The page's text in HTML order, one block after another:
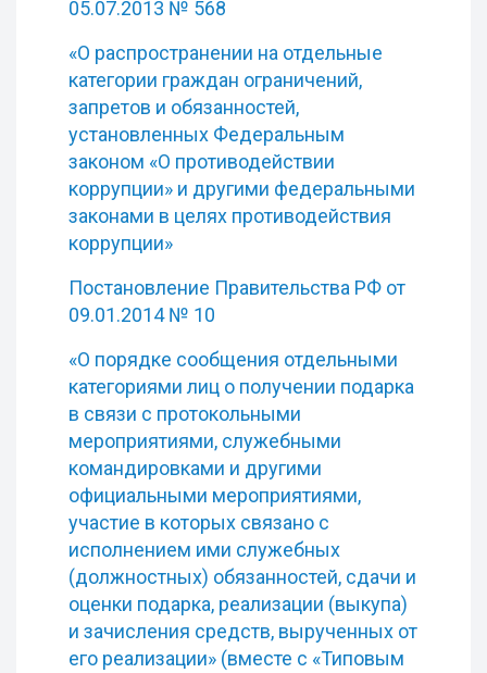
05.07.2013 № 568
«О распространении на отдельные
категории граждан ограничений,
запретов и обязанностей,
установленных Федеральным
законом «О противодействии
коррупции» и другими федеральными
законами в целях противодействия
коррупции»
Постановление Правительства РФ от
09.01.2014 № 10
«О порядке сообщения отдельными
категориями лиц о получении подарка
в связи с протокольными
мероприятиями, служебными
командировками и другими
официальными мероприятиями,
участие в которых связано с
исполнением ими служебных
(должностных) обязанностей, сдачи и
оценки подарка, реализации (выкупа)
и зачисления средств, вырученных от
его реализации» (вместе с «Типовым